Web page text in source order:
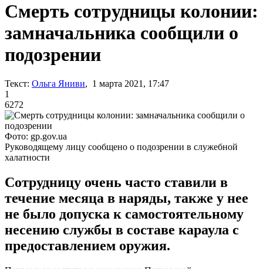
Смерть сотрудницы колонии:
замначальника сообщили о
подозрении
Текст: Ольга Яниви, 1 марта 2021, 17:47
1
6272
Фото: gp.gov.ua
Руководящему лицу сообщено о подозрении в служебной
халатности
Сотрудницу очень часто ставили в
течение месяца в наряды, также у нее
не было допуска к самостоятельному
несению службы в составе караула с
предоставлением оружия.